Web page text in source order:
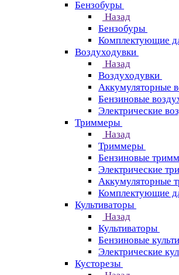
Бензобуры
Назад
Бензобуры
Комплектующие
Воздуходувки
Назад
Воздуходувки
Аккумуляторные
Бензиновые
Электрические
Триммеры
Назад
Триммеры
Бензиновые
Электрические
Аккумуляторные
Комплектующие
Культиваторы
Назад
Культиваторы
Бензиновые
Электрические
Кусторезы